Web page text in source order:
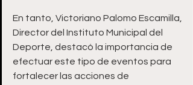
En tanto, Victoriano Palomo Escamilla,
Director del Instituto Municipal del
Deporte, destacó la importancia de
efectuar este tipo de eventos para
fortalecer las acciones de